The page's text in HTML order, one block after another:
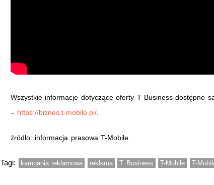
Wszystkie informacje dotyczące oferty T Business dostępne
– https://biznes.t-mobile.pl/
źródło: informacja prasowa T-Mobile
Tagi: kampania reklamowa reklama T Business T-Mobile T-